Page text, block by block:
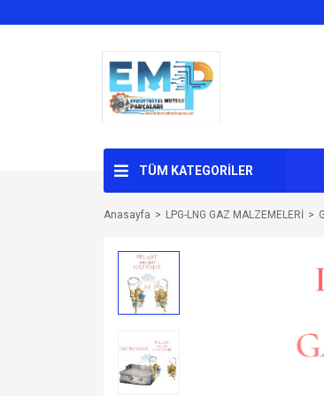
TÜM KATEGORİLER
Anasayfa LPG-LNG GAZ MALZEMELERİ